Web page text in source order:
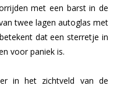
met een barst in de
twee lagen autoglas met
dat een sterretje in
voor paniek is.
in het zichtveld van de